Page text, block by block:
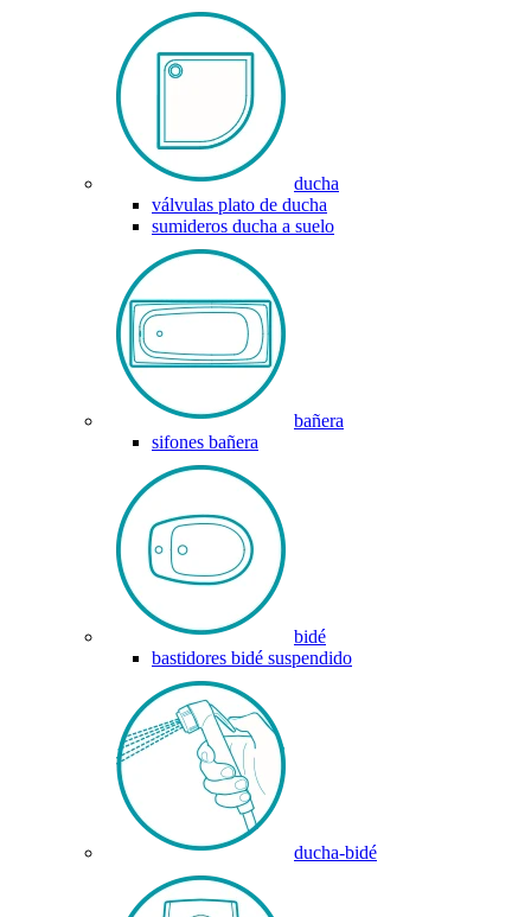
ducha
válvulas plato de ducha
sumideros ducha a suelo
bañera
sifones bañera
bidé
bastidores bidé suspendido
ducha-bidé